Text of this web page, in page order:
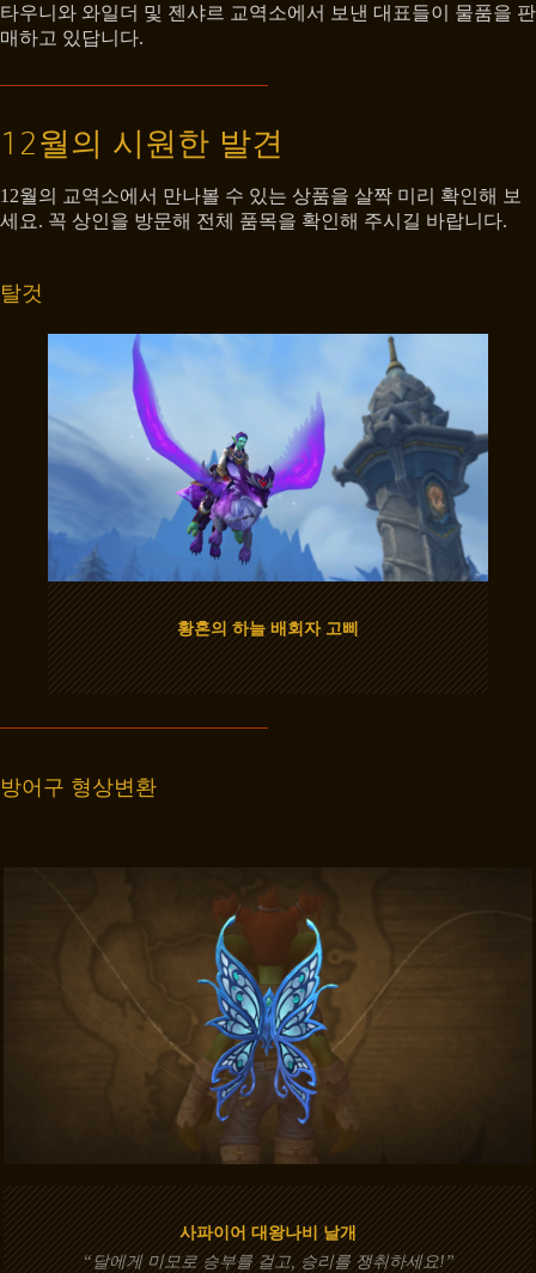
타우니와 와일더 및 젠샤르 교역소에서 보낸 대표들이 물품을 판
매하고 있답니다.
12월의 시원한 발견
12월의 교역소에서 만나볼 수 있는 상품을 살짝 미리 확인해 보
세요. 꼭 상인을 방문해 전체 품목을 확인해 주시길 바랍니다.
탈것
황혼의 하늘 배회자 고삐
방어구 형상변환
사파이어 대왕나비 날개
“달에게 미모로 승부를 걸고, 승리를 쟁취하세요!”